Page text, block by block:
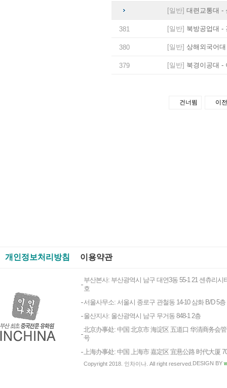
[일반] 대련교통대 -
381 [일반] 북방공업대 -
380 [일반] 상해외국어
379 [일반] 북경이공대 -
건너뜀 이전
개인정보처리방침 이용약관
부산본사: 부산광역시 남구 대연3동 55-1 21 센츄리시
호
서울사무소: 서울시 종로구 관철동 14-10 삼화 B/D 5층
울산지사: 울산광역시 남구 무거동 848-1 2층
北京办事处: 中国 北京市 海淀区 五道口 华清商务会管
号
上海办事处: 中国 上海市 嘉定区 宜悬公路 时代大厦
Copyright 2018. 인차이나. All right reserved. DESIGN BY